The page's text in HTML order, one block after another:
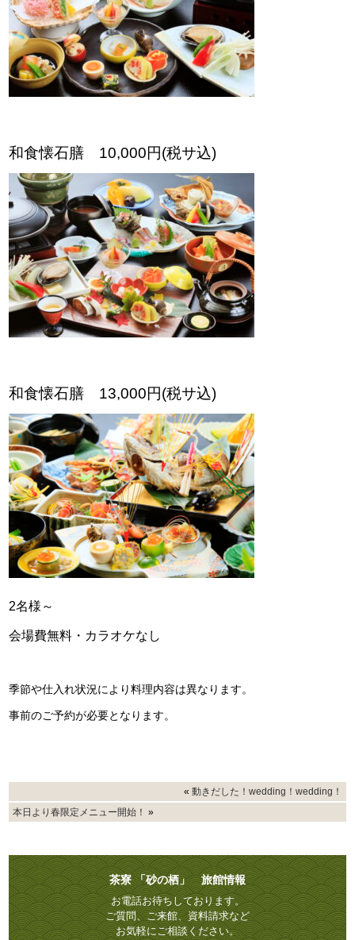
和食懐石膳 10,000円(税サ込)
和食懐石膳 13,000円(税サ込)
2名様～
会場費無料・カラオケなし
季節や仕入れ状況により料理内容は異なります。
事前のご予約が必要となります。
« 動きだした！wedding！wedding！
本日より春限定メニュー開始！ »
茶寮 「砂の栖」 旅館情報
お電話お待ちしております。
ご質問、ご来館、資料請求など
お気軽にご相談ください。